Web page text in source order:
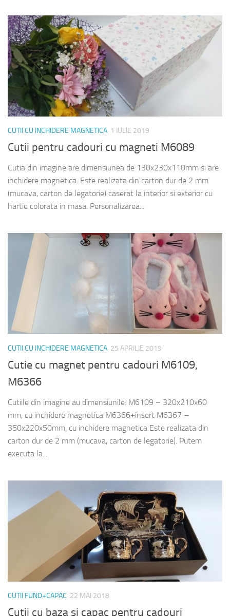
CUTII CU INCHIDERE MAGNETICA 1 IULIE 2019
Cutii pentru cadouri cu magneti M6089
Cutia din imagine are dimensiunea de 130x230x110mm si are
inchidere magnetica. Este realizata din carton dur de 2 mm
(mucava, carton de legatorie) caserat la interior si exterior cu
hartie colorata in masa. Personalizarea...
CUTII CU INCHIDERE MAGNETICA 25 APRILIE 2019
Cutie cu magnet pentru cadouri M6109,
M6366
Cutiile din imagine au dimensiunile: M6109 – 320x210x60
mm, cu inchidere magnetica M6366+insert M6367 –
350x220x50mm, cu inchidere magnetica Este realizata din
carton dur de 2 mm (mucava, carton de legatorie). Putem
executa la...
CUTII FUND+CAPAC 22 MAI 2018
Cutii cu baza si capac pentru cadouri